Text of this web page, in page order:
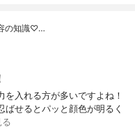
の知識♡…
入れる方が多いですよね！
せるとパッと顔色が明るく